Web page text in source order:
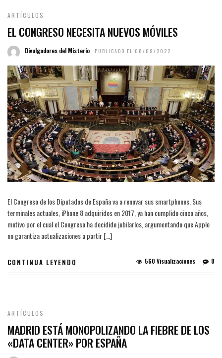
ARTÍCULOS
EL CONGRESO NECESITA NUEVOS MÓVILES
Divulgadores del Misterio PUBLICADO EL 08/09/2022
El Congreso de los Diputados de España va a renovar sus smartphones. Sus
terminales actuales, iPhone 8 adquiridos en 2017, ya han cumplido cinco años,
motivo por el cual el Congreso ha decidido jubilarlos, argumentando que Apple
no garantiza actualizaciones a partir […]
CONTINUA LEYENDO 0
560 Visualizaciones
ARTÍCULOS
MADRID ESTÁ MONOPOLIZANDO LA FIEBRE DE LOS
«DATA CENTER» POR ESPAÑA